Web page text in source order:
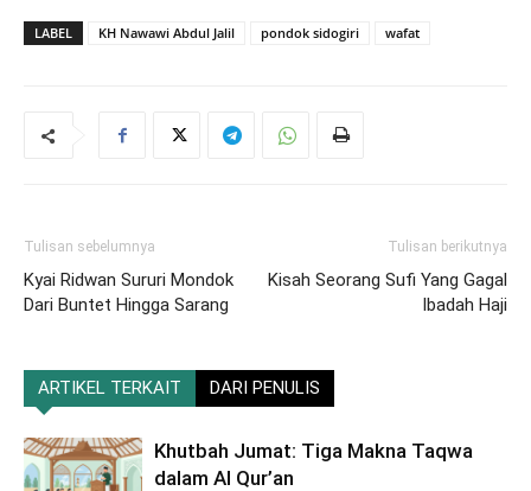
LABEL KH Nawawi Abdul Jalil pondok sidogiri wafat
Tulisan sebelumnya
Kyai Ridwan Sururi Mondok
Dari Buntet Hingga Sarang
Tulisan berikutnya
Kisah Seorang Sufi Yang Gagal
Ibadah Haji
ARTIKEL TERKAIT DARI PENULIS
Khutbah Jumat: Tiga Makna Taqwa
dalam Al Qur’an